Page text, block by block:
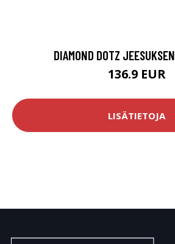
DIAMOND DOTZ
136.9 EUR
LISÄTIETOJA